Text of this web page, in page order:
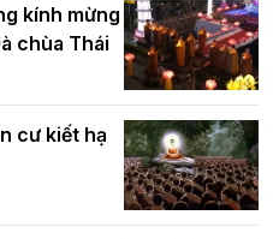
hành,
nước của Phật giáo
kính mừng
chùa Thái
cư kiết hạ